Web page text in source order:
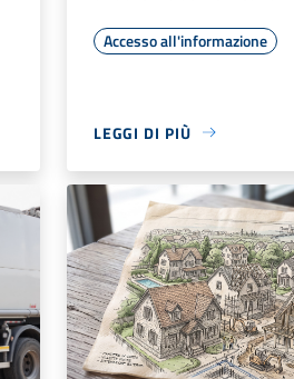
Accesso all'informazione
LEGGI DI PIÙ